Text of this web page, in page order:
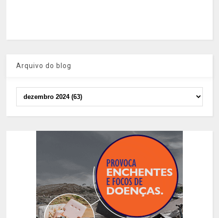
Arquivo do blog